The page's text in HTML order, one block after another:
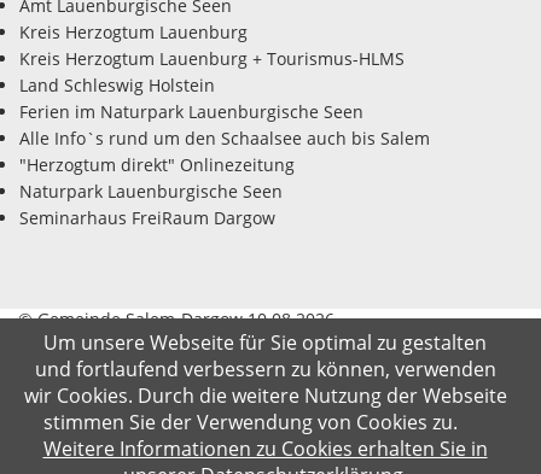
Amt Lauenburgische Seen
Kreis Herzogtum Lauenburg
Kreis Herzogtum Lauenburg + Tourismus-HLMS
Land Schleswig Holstein
Ferien im Naturpark Lauenburgische Seen
Alle Info`s rund um den Schaalsee auch bis Salem
"Herzogtum direkt" Onlinezeitung
Naturpark Lauenburgische Seen
Seminarhaus FreiRaum Dargow
© Gemeinde Salem-Dargow 10.08.2026
Impressum Datenschutz Kontakt Suche
Um unsere Webseite für Sie optimal zu gestalten
und fortlaufend verbessern zu können, verwenden
wir Cookies. Durch die weitere Nutzung der Webseite
stimmen Sie der Verwendung von Cookies zu.
Weitere Informationen zu Cookies erhalten Sie in